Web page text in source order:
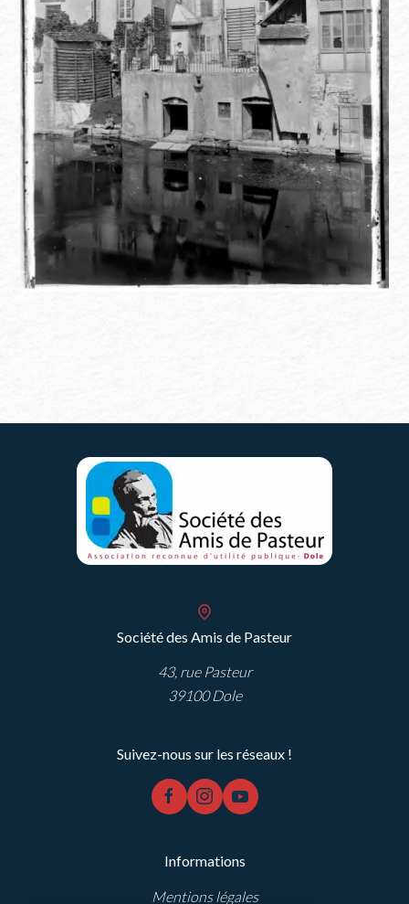
Société des Amis de Pasteur
43, rue Pasteur
39100 Dole
Suivez-nous sur les réseaux !
facebook
instagramyoutube
Informations
Mentions légales